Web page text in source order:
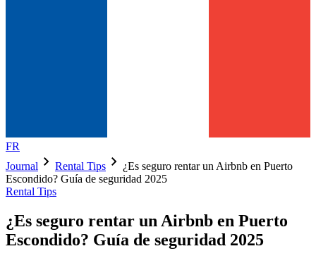
FR
Journal chevron_right Rental Tips chevron_right ¿Es seguro rentar un Airbnb en Puerto
Escondido? Guía de seguridad 2025
Rental Tips
¿Es seguro rentar un Airbnb en Puerto
Escondido? Guía de seguridad 2025